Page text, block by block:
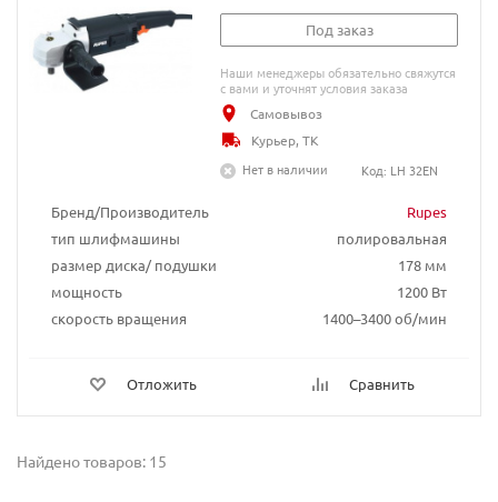
Бренд/Производитель
Rupes
тип шлифмашины
полировальная
размер диска/ подушки
178 мм
мощность
1200 Вт
скорость вращения
1400–3400 об/мин
Отложить Сравнить
Под заказ
Наши менеджеры обязательно свяжутся
с вами и уточнят условия заказа
Самовывоз
Курьер, ТК
Нет в наличии
Код: LH 32EN
Найдено товаров: 15